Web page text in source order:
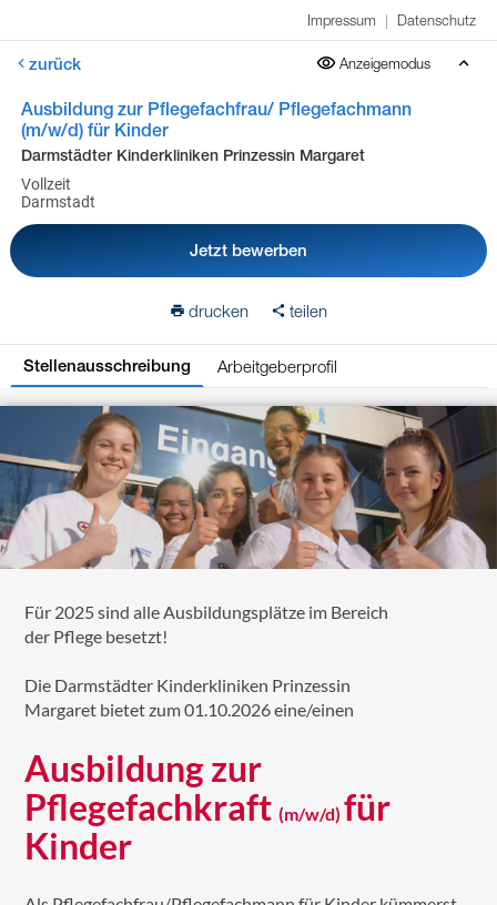
Impressum | Datenschutz
zurück Anzeigemodus
Ausbildung zur Pflegefachfrau/ Pflegefachmann
(m/w/d) für Kinder
Darmstädter Kinderkliniken Prinzessin Margaret
Vollzeit
Darmstadt
Jetzt bewerben
drucken teilen
Stellenausschreibung Arbeitgeberprofil